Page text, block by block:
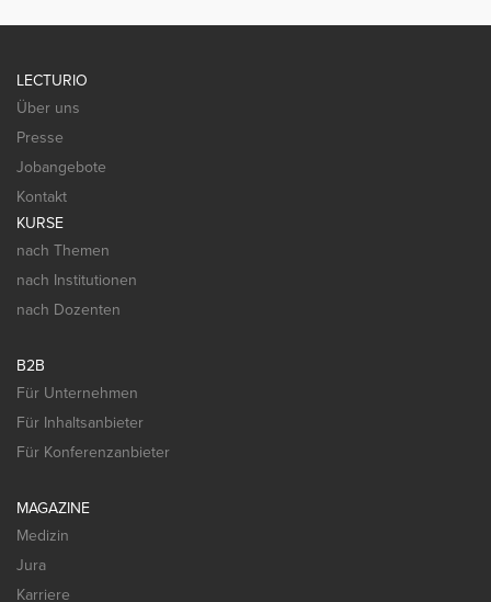
LECTURIO
Über uns
Presse
Jobangebote
Kontakt
KURSE
nach Themen
nach Institutionen
nach Dozenten
B2B
Für Unternehmen
Für Inhaltsanbieter
Für Konferenzanbieter
MAGAZINE
Medizin
Jura
Karriere